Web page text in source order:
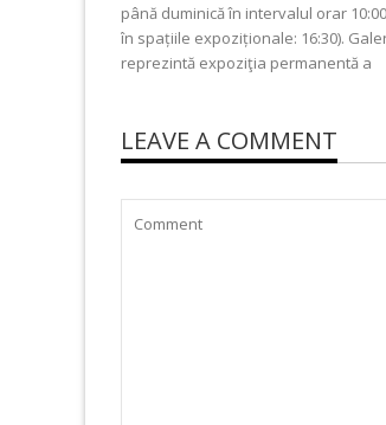
până duminică în intervalul orar
în spațiile expoziționale: 16:30).
reprezintă expoziţia permanentă a
LEAVE A COMMENT